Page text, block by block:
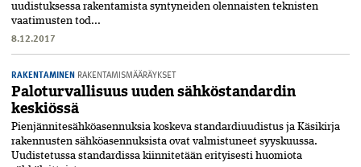
uudistuksessa rakentamista syntyneiden olennaisten teknisten
vaatimusten tod...
8.12.2017
RAKENTAMINEN RAKENTAMISMÄÄRÄYKSET
Paloturvallisuus uuden sähköstandardin
keskiössä
Pienjännitesähköasennuksia koskeva standardiuudistus ja Käsikirja
rakennusten sähköasennuksista ovat valmistuneet syyskuussa.
Uudistetussa standardissa kiinnitetään erityisesti huomiota